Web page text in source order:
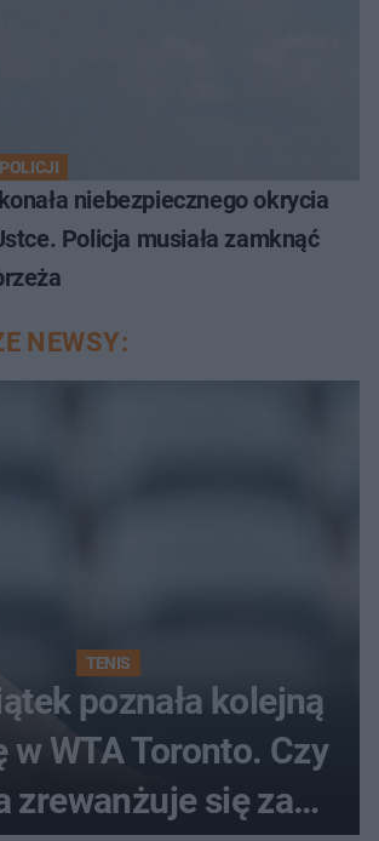
niebezpiecznego okrycia
Policja musiała zamknąć
NEWSY:
TENIS
poznała kolejną
w WTA Toronto. Czy
zrewanżuje się za